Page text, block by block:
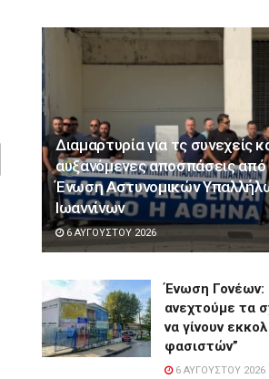
Διαμαρτυρία για τς συνεχείς
αυξανόμενες αποσπάσεις από
Ένωση Αστυνομικών
Ιωαννίνων
6 ΑΥΓΟΎΣΤΟΥ 2026
Ένωση Γονέων:
ανεχτούμε τα
να γίνουν
φασιστών”
6 ΑΥΓΟΎΣΤΟΥ 2026